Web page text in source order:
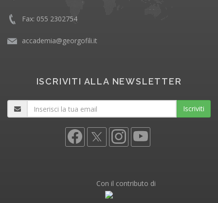
Fax: 055 2302754
accademia@georgofili.it
ISCRIVITI ALLA NEWSLETTER
Iscriviti
Con il contributo di